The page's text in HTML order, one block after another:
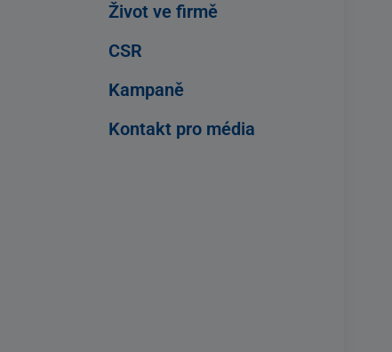
Život ve firmě
CSR
Kampaně
Kontakt pro média